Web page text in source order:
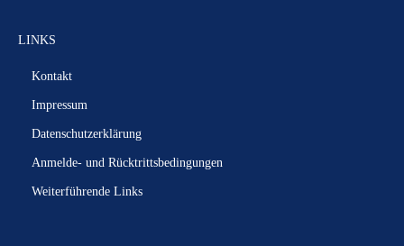
LINKS
Kontakt
Impressum
Datenschutzerklärung
Anmelde- und Rücktrittsbedingungen
Weiterführende Links